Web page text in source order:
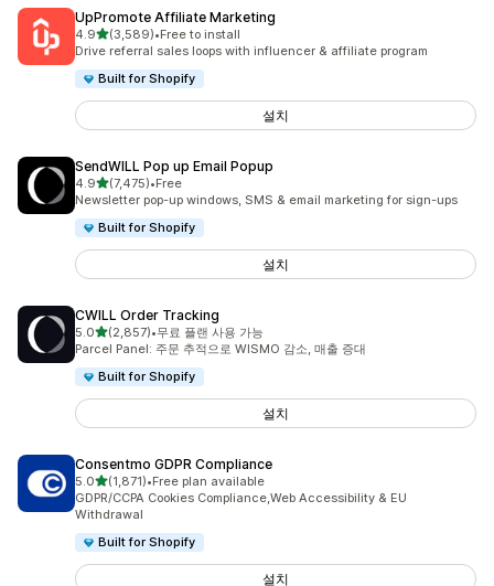
UpPromote Affiliate Marketing
4.9별 5개 중
(3,589)
총 리뷰 3589개
•Free to install
Drive referral sales loops with influencer & affiliate program
Built for Shopify
설치
SendWILL Pop up Email Popup
4.9별 5개 중
(7,475)
총 리뷰 7475개
•Free
Newsletter pop-up windows, SMS & email marketing for sign-ups
Built for Shopify
설치
CWILL Order Tracking
5.0별 5개 중
(2,857)
총 리뷰 2857개
•무료 플랜 사용 가능
Parcel Panel: 주문 추적으로 WISMO 감소, 매출 증대
Built for Shopify
설치
Consentmo GDPR Compliance
5.0별 5개 중
(1,871)
총 리뷰 1871개
•Free plan available
GDPR/CCPA Cookies Compliance,Web Accessibility & EU
Withdrawal
Built for Shopify
설치